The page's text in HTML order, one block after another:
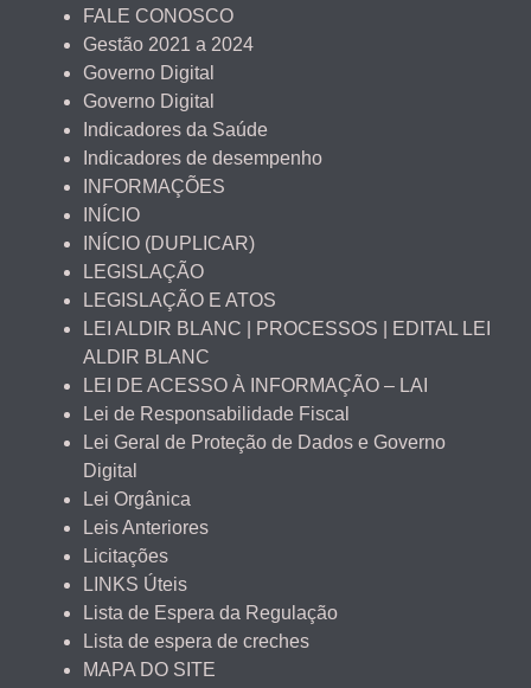
FALE CONOSCO
Gestão 2021 a 2024
Governo Digital
Governo Digital
Indicadores da Saúde
Indicadores de desempenho
INFORMAÇÕES
INÍCIO
INÍCIO (DUPLICAR)
LEGISLAÇÃO
LEGISLAÇÃO E ATOS
LEI ALDIR BLANC | PROCESSOS | EDITAL LEI
ALDIR BLANC
LEI DE ACESSO À INFORMAÇÃO – LAI
Lei de Responsabilidade Fiscal
Lei Geral de Proteção de Dados e Governo
Digital
Lei Orgânica
Leis Anteriores
Licitações
LINKS Úteis
Lista de Espera da Regulação
Lista de espera de creches
MAPA DO SITE